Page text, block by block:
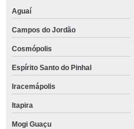
Aguaí
Campos do Jordão
Cosmópolis
Espírito Santo do Pinhal
Iracemápolis
Itapira
Mogi Guaçu